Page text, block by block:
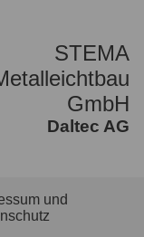
STEMA
GmbH
Daltec AG
und